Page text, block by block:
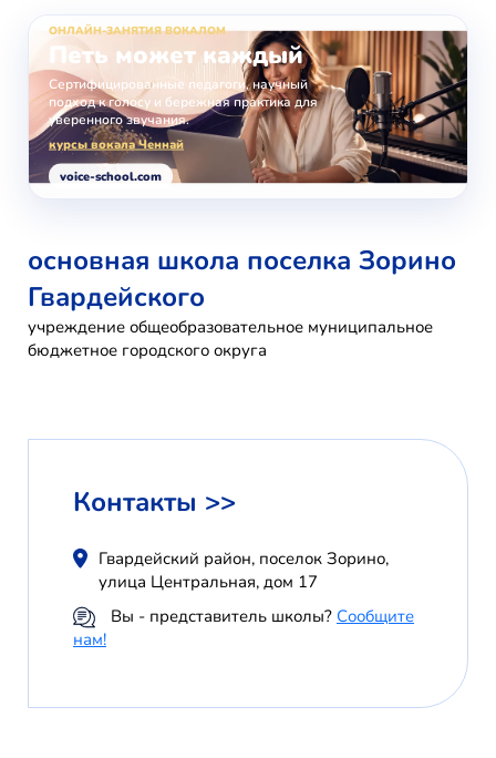
ОНЛАЙН-ЗАНЯТИЯ ВОКАЛОМ
Петь может каждый
Сертифицированные педагоги, научный
подход к голосу и бережная практика для
уверенного звучания.
курсы вокала Ченнай
voice-school.com
основная школа поселка Зорино
Гвардейского
учреждение общеобразовательное муниципальное
бюджетное городского округа
Контакты >>
Гвардейский район, поселок Зорино,
улица Центральная, дом 17
Вы - представитель школы? Сообщите
нам!